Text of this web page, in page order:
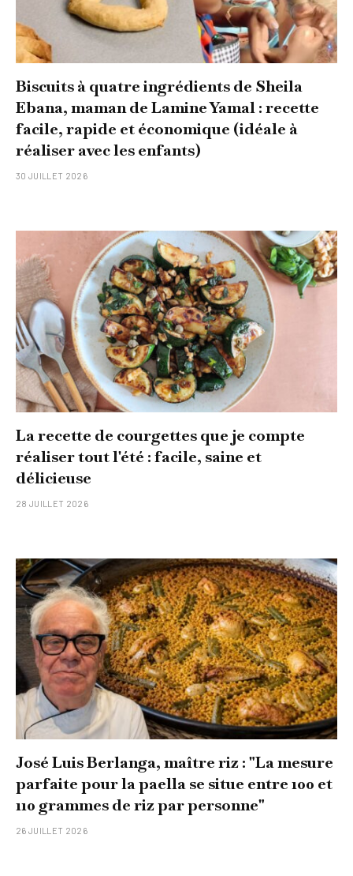
Biscuits à quatre ingrédients de Sheila
Ebana, maman de Lamine Yamal : recette
facile, rapide et économique (idéale à
réaliser avec les enfants)
30 JUILLET 2026
La recette de courgettes que je compte
réaliser tout l'été : facile, saine et
délicieuse
28 JUILLET 2026
José Luis Berlanga, maître riz : "La mesure
parfaite pour la paella se situe entre 100 et
110 grammes de riz par personne"
26 JUILLET 2026